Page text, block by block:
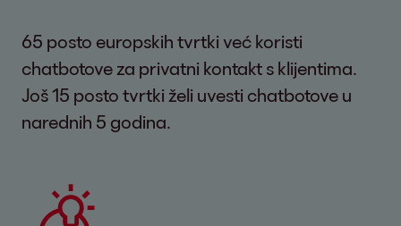
65 posto europskih tvrtki već koristi
chatbotove za privatni kontakt s klijentima.
Još 15 posto tvrtki želi uvesti chatbotove u
narednih 5 godina.